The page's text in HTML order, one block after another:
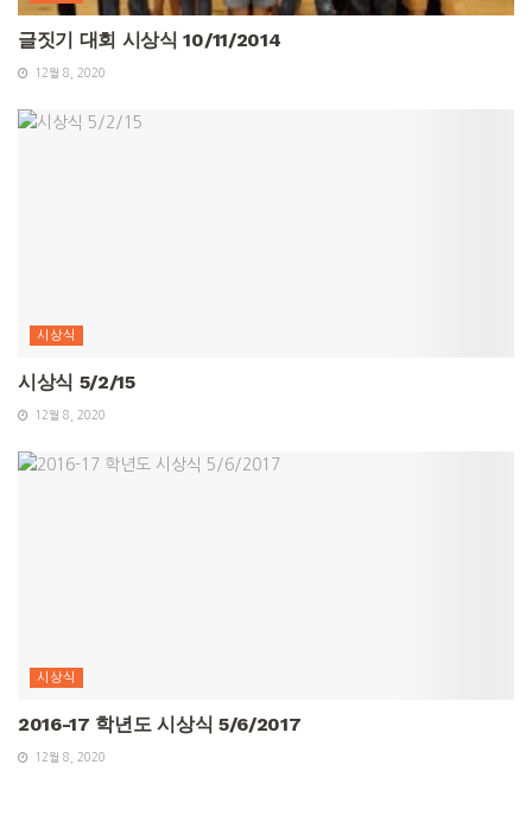
글짓기 대회 시상식 10/11/2014
12월 8, 2020
시상식
시상식 5/2/15
12월 8, 2020
시상식
2016-17 학년도 시상식 5/6/2017
12월 8, 2020